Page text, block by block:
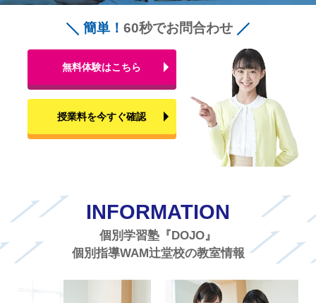
簡単！ 60秒でお問合わせ
無料体験はこちら
授業料を今すぐ確認
INFORMATION
個別学習塾『DOJO』
個別指導WAM辻堂校の教室情報